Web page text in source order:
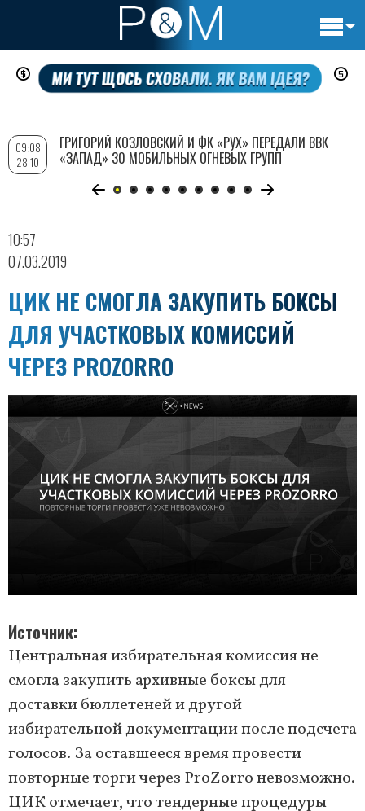
Перейти
содержанию
10:57
07.03.2019
ЦИК НЕ СМОГЛА ЗАКУПИТЬ БОКСЫ
ДЛЯ УЧАСТКОВЫХ КОМИССИЙ
ЧЕРЕЗ PROZORRO
Источник
Центральная избирательная комиссия не
смогла закупить архивные боксы для
доставки бюллетеней и другой
избирательной документации после подсчета
голосов. За оставшееся время провести
повторные торги через ProZorro невозможно.
ЦИК отмечает, что тендерные процедуры
09:08
28.10
ГРИГОРИЙ КОЗЛОВСКИЙ И ФК «РУХ» ПЕРЕДАЛИ ВВК
«ЗАПАД» 30 МОБИЛЬНЫХ ОГНЕВЫХ ГРУПП